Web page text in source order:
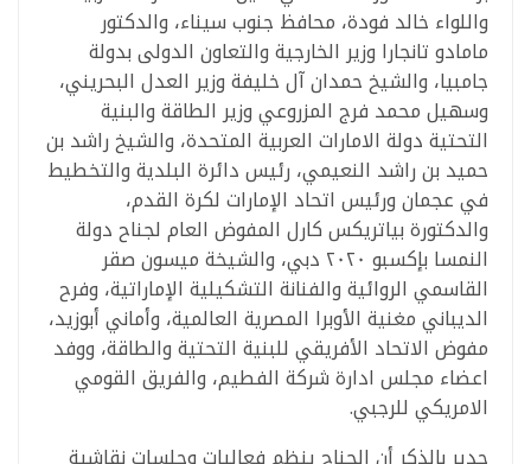
واللواء خالد فودة، محافظ جنوب سيناء، والدكتور
مامادو تانجارا وزير الخارجية والتعاون الدولى بدولة
جامبيا، والشيخ حمدان آل خليفة وزير العدل البحريني،
وسهيل محمد فرج المزروعي وزير الطاقة والبنية
التحتية دولة الامارات العربية المتحدة، والشيخ راشد بن
حميد بن راشد النعيمي، رئيس دائرة البلدية والتخطيط
في عجمان ورئيس اتحاد الإمارات لكرة القدم،
والدكتورة بياتريكس كارل المفوض العام لجناح دولة
النمسا بإكسبو ٢٠٢٠ دبي، والشيخة ميسون صقر
القاسمي الروائية والفنانة التشكيلية الإماراتية، وفرح
الديباني مغنية الأوبرا المصرية العالمية، وأماني أبوزيد،
مفوض الاتحاد الأفريقي للبنية التحتية والطاقة، ووفد
اعضاء مجلس ادارة شركة الفطيم، والفريق القومي
الامريكي للرجبي.